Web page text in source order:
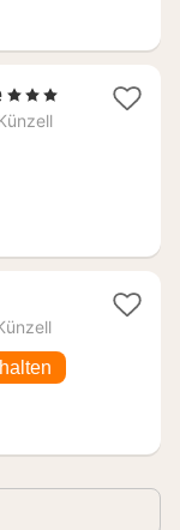
1
Nacht
, 3 Sterne